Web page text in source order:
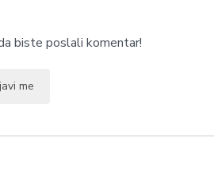
biste poslali komentar!
me